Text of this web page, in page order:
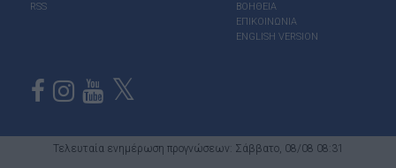
RSS
ΒΟΗΘΕΙΑ
ΕΠΙΚΟΙΝΩΝΙΑ
ENGLISH VERSION
Τελευταία ενημέρωση προγνώσεων: Σάββατο, 08/08 08:31